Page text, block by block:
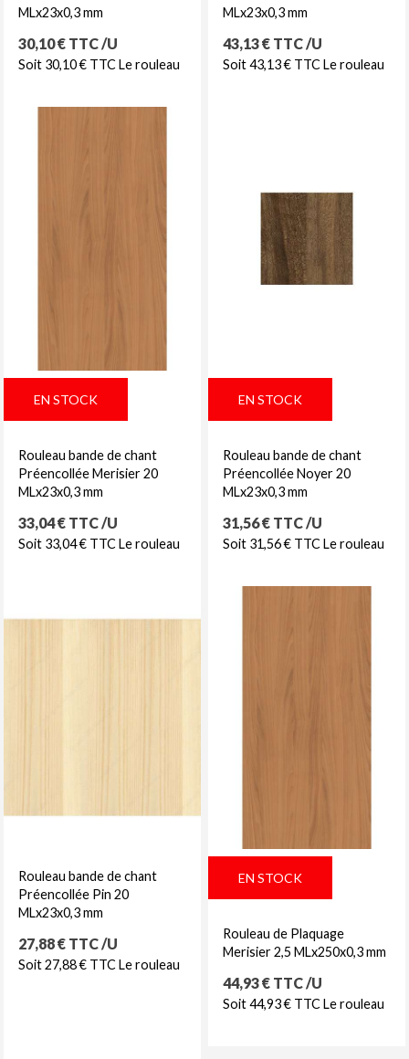
MLx23x0,3 mm
Prix
30,10 € TTC /U
Soit 30,10 € TTC Le rouleau
MLx23x0,3 mm
Prix
43,13 € TTC /U
Soit 43,13 € TTC Le rouleau
EN STOCK
Rouleau bande de chant
Préencollée Merisier 20
MLx23x0,3 mm
Prix
33,04 € TTC /U
Soit 33,04 € TTC Le rouleau
EN STOCK
Rouleau bande de chant
Préencollée Noyer 20
MLx23x0,3 mm
Prix
31,56 € TTC /U
Soit 31,56 € TTC Le rouleau
Rouleau bande de chant
Préencollée Pin 20
MLx23x0,3 mm
Prix
27,88 € TTC /U
Soit 27,88 € TTC Le rouleau
EN STOCK
Rouleau de Plaquage
Merisier 2,5 MLx250x0,3 mm
Prix
44,93 € TTC /U
Soit 44,93 € TTC Le rouleau